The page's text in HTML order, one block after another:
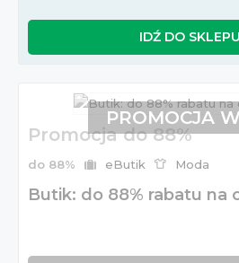
IDŹ DO SKLEPU
Promocja do 88%
do 88% eButik Moda
Butik: do 88% rabatu na
PROMOCJA